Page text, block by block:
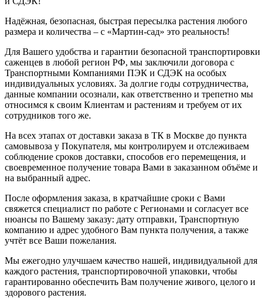
Надёжная, безопасная, быстрая пересылка растения любого
размера и количества – с «Мартин-сад» это реальность!
Для Вашего удобства и гарантии безопасной транспортировки
саженцев в любой регион РФ, мы заключили договора с
Транспортными Компаниями ПЭК и СДЭК на особых
индивидуальных условиях. За долгие годы сотрудничества,
данные компании осознали, как ответственно и трепетно мы
относимся к своим Клиентам и растениям и требуем от их
сотрудников того же.
На всех этапах от доставки заказа в ТК в Москве до пункта
самовывоза у Покупателя, мы контролируем и отслеживаем
соблюдение сроков доставки, способов его перемещения, и
своевременное получение товара Вами в заказанном объёме и
на выбранный адрес.
После оформления заказа, в кратчайшие сроки с Вами
свяжется специалист по работе с Регионами и согласует все
нюансы по Вашему заказу: дату отправки, Транспортную
компанию и адрес удобного Вам пункта получения, а также
учтёт все Ваши пожелания.
Мы ежегодно улучшаем качество нашей, индивидуальной для
каждого растения, транспортировочной упаковки, чтобы
гарантированно обеспечить Вам получение живого, целого и
здорового растения.